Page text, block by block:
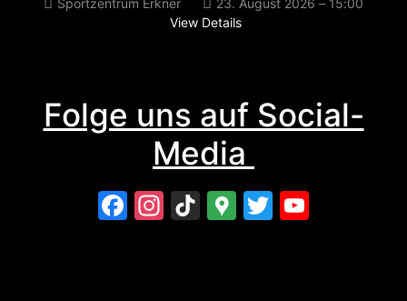
View Details
Folge uns auf Social-
Media
Facebook
Instagram
TikTok
GoogleTwitter